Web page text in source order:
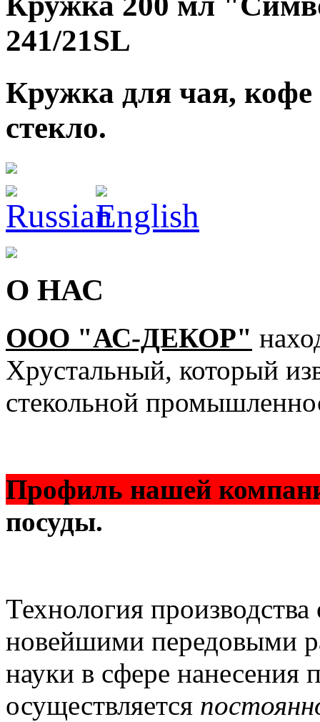
241/21SL
Кружка для чая,
стекло.
О НАС
ООО "АС-ДЕКОР"
Хрустальный, который
стекольной
Профиль нашей
посуды.
Технология производства
новейшими передовыми
науки в сфере нанесения
осуществляется